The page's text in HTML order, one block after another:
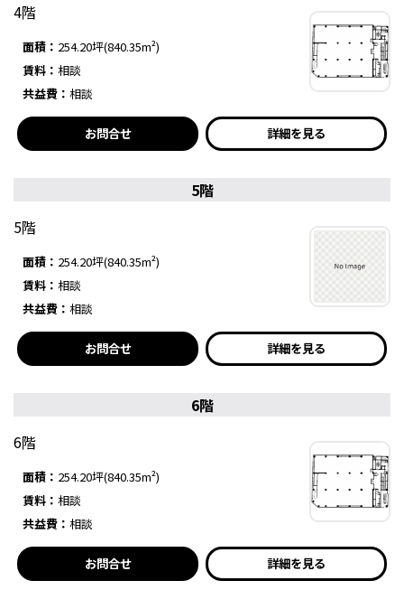
4階
面積： 254.20坪(840.35m²)
賃料： 相談
共益費： 相談
お問合せ 詳細を見る
5階
5階
面積： 254.20坪(840.35m²)
賃料： 相談
共益費： 相談
お問合せ 詳細を見る
6階
6階
面積： 254.20坪(840.35m²)
賃料： 相談
共益費： 相談
お問合せ 詳細を見る